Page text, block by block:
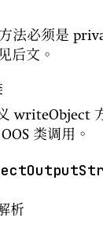
方法必须是
后文。
writeObject
类调用。
析